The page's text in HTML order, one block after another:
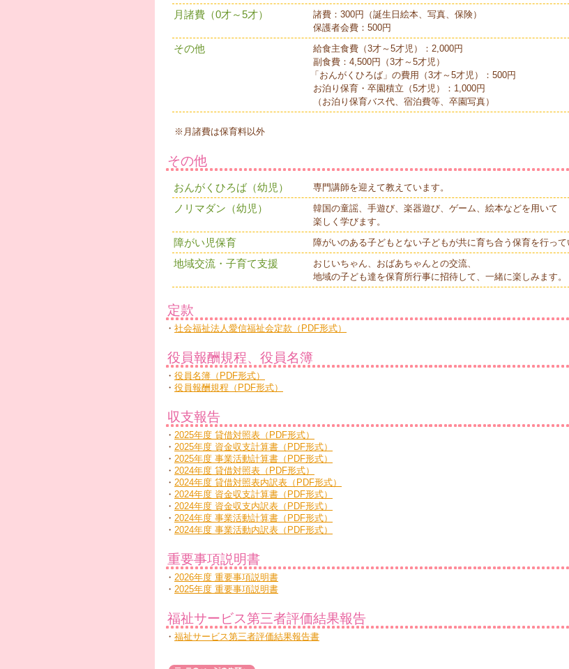
月諸費（0才～5才）
諸費：300円（誕生日絵本、写真、保険）
保護者会費：500円
その他
給食主食費（3才～5才児）：2,000円
副食費：4,500円（3才～5才児）
「おんがくひろば」の費用（3才～5才児）：500円
お泊り保育・卒園積立（5才児）：1,000円
（お泊り保育バス代、宿泊費等、卒園写真）
※月諸費は保育料以外
その他
おんがくひろば（幼児） 専門講師を迎えて教えています。
ノリマダン（幼児）
韓国の童謡、手遊び、楽器遊び、ゲーム、絵本などを用いて
楽しく学びます。
障がい児保育 障がいのある子どもとない子どもが共に育ち合う保育を行って
地域交流・子育て支援
おじいちゃん、おばあちゃんとの交流、
地域の子ども達を保育所行事に招待して、一緒に楽しみます。
定款
・ 社会福祉法人愛信福祉会定款（PDF形式）
役員報酬規程、役員名簿
・ 役員名簿（PDF形式）
・ 役員報酬規程（PDF形式）
収支報告
・ 2025年度 貸借対照表（PDF形式）
・ 2025年度 資金収支計算書（PDF形式）
・ 2025年度 事業活動計算書（PDF形式）
・ 2024年度 貸借対照表（PDF形式）
・ 2024年度 貸借対照表内訳表（PDF形式）
・ 2024年度 資金収支計算書（PDF形式）
・ 2024年度 資金収支内訳表（PDF形式）
・ 2024年度 事業活動計算書（PDF形式）
・ 2024年度 事業活動内訳表（PDF形式）
重要事項説明書
・ 2026年度 重要事項説明書
・ 2025年度 重要事項説明書
福祉サービス第三者評価結果報告
・ 福祉サービス第三者評価結果報告書